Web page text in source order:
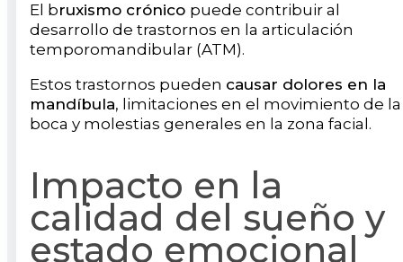
El bruxismo crónico puede contribuir al
desarrollo de trastornos en la articulación
temporomandibular (ATM).
Estos trastornos pueden causar dolores en la
mandíbula, limitaciones en el movimiento de la
boca y molestias generales en la zona facial.
Impacto en la
calidad del sueño y
estado emocional